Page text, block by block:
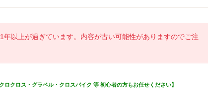
年以上が過ぎています。内容が古い可能性がありますのでご注
ロクロス・グラベル・クロスバイク 等 初心者の方もお任せください】